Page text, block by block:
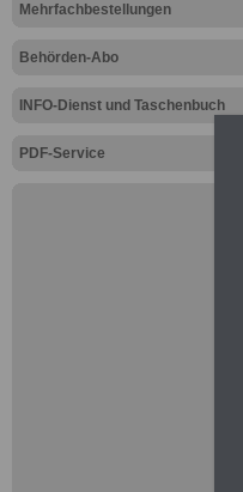
Mehrfachbestellungen
Behörden-Abo
INFO-Dienst und Taschenbuch
PDF-Service